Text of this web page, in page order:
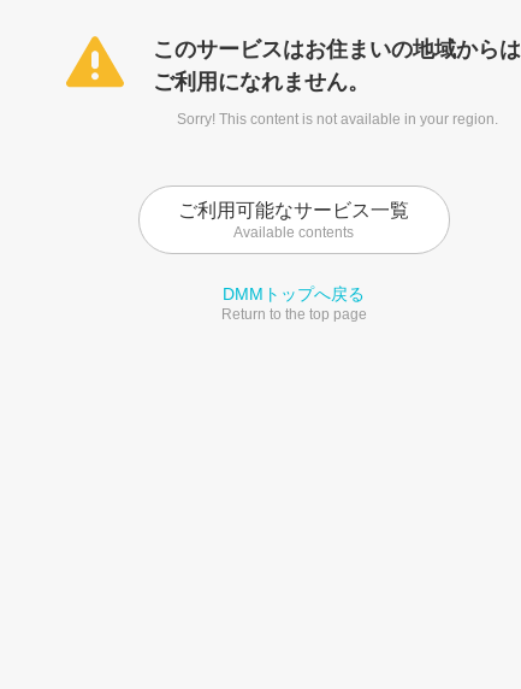
このサービスはお住まいの地域からは
ご利用になれません。
Sorry! This content is not available in your region.
ご利用可能なサービス一覧
Available contents
DMMトップへ戻る
Return to the top page